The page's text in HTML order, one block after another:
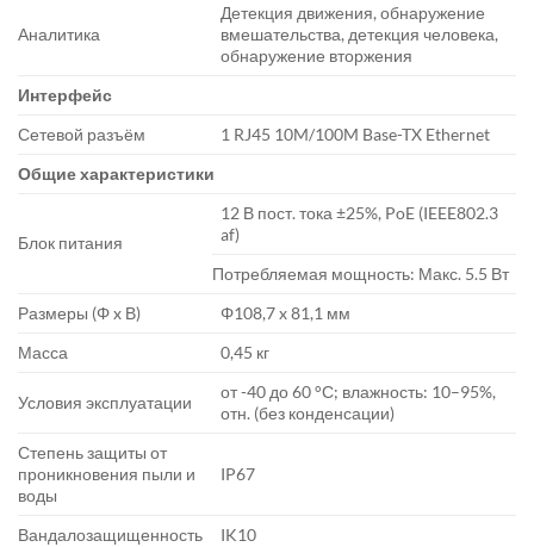
Аналитика
Детекция движения, обнаружение
вмешательства, детекция человека,
обнаружение вторжения
Интерфейс
Сетевой разъём
1 RJ45 10M/100M Base-TX Ethernet
Общие характеристики
Блок питания
12 В пост. тока ±25%, PoE (IEEE802.3
af)
Потребляемая мощность: Макс. 5.5 Вт
Размеры (Φ x В)
Φ108,7 x 81,1 мм
Масса
0,45 кг
Условия эксплуатации
от -40 до 60 °С; влажность: 10–95%,
отн. (без конденсации)
Степень защиты от
проникновения пыли и
воды
IP67
Вандалозащищенность IK10